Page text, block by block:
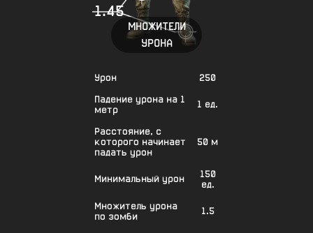
1.45
МНОЖИТЕЛИ
УРОНА
Урон
250
Падение урона на 1
метр
1 ед.
Расстояние, с
которого начинает
падать урон
50 м
Минимальный урон
150
ед.
Множитель урона
по зомби
1.5